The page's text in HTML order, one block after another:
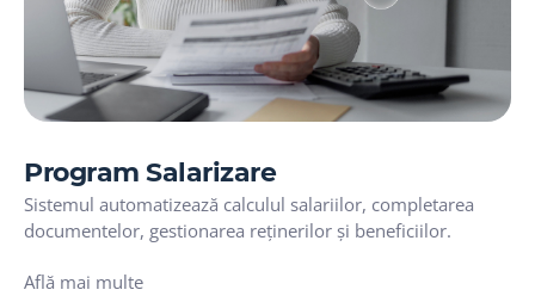
Program Salarizare
Sistemul automatizează calculul salariilor, completarea
documentelor, gestionarea reținerilor și beneficiilor.
Află mai multe